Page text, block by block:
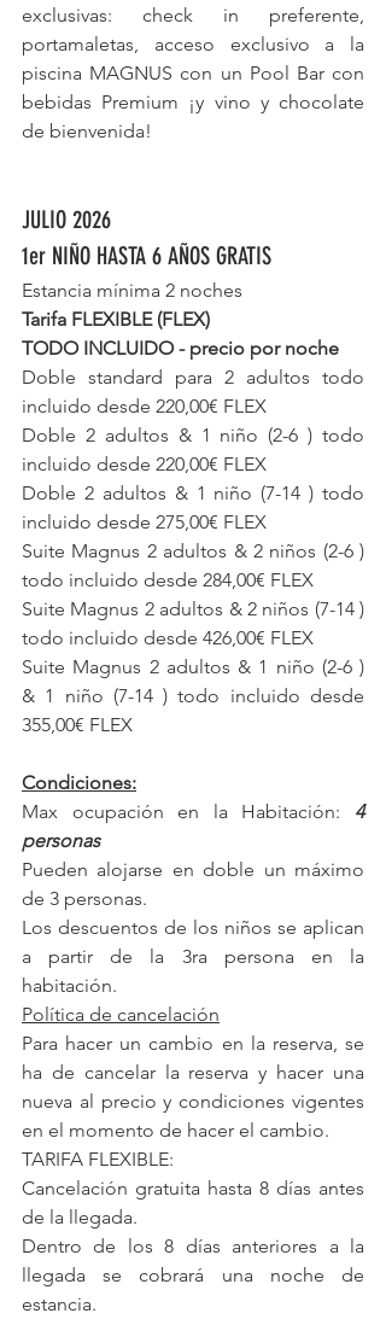
exclusivas: check in preferente,
portamaletas, acceso exclusivo a la
piscina MAGNUS con un Pool Bar con
bebidas Premium ¡y vino y chocolate
de bienvenida!
JULIO 2026
1er NIÑO HASTA 6 AÑOS GRATIS
Estancia mínima 2 noches
Tarifa FLEXIBLE (FLEX)
TODO INCLUIDO - precio por noche
Doble standard para 2 adultos todo
incluido desde 220,00€ FLEX
Doble 2 adultos & 1 niño (2-6 ) todo
incluido desde 220,00€ FLEX
Doble 2 adultos & 1 niño (7-14 ) todo
incluido desde 275,00€ FLEX
Suite Magnus 2 adultos & 2 niños (2-6 )
todo incluido desde 284,00€ FLEX
Suite Magnus 2 adultos & 2 niños (7-14 )
todo incluido desde 426,00€ FLEX
Suite Magnus 2 adultos & 1 niño (2-6 )
& 1 niño (7-14 ) todo incluido desde
355,00€ FLEX
Condiciones:
Max ocupación en la Habitación: 4
personas
Pueden alojarse en doble un máximo
de 3 personas.
Los descuentos de los niños se aplican
a partir de la 3ra persona en la
habitación.
Política de cancelación
Para hacer un cambio en la reserva, se
ha de cancelar la reserva y hacer una
nueva al precio y condiciones vigentes
en el momento de hacer el cambio.
TARIFA FLEXIBLE:
Cancelación gratuita hasta 8 días antes
de la llegada.
Dentro de los 8 días anteriores a la
llegada se cobrará una noche de
estancia.